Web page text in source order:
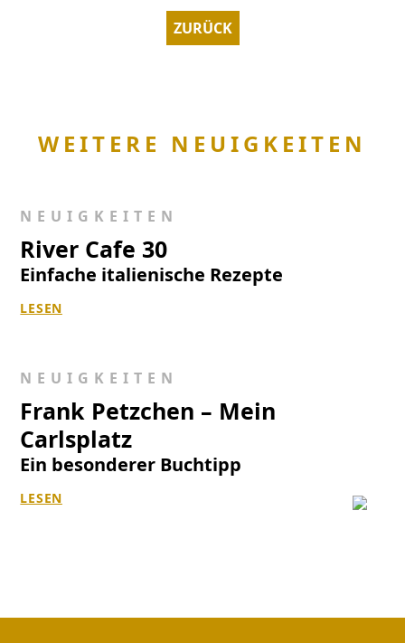
ZURÜCK
WEITERE NEUIGKEITEN
NEUIGKEITEN
River Cafe 30
Einfache italienische Rezepte
LESEN
NEUIGKEITEN
Frank Petzchen – Mein
Carlsplatz
Ein besonderer Buchtipp
LESEN